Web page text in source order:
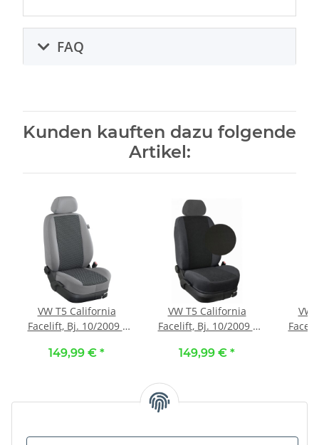
FAQ
Kunden kauften dazu folgende
Artikel:
VW T5 California
Facelift, Bj. 10/2009 -
Maßangefertigte
grau
149,99 € *
VW T5 California
Facelift, Bj. 10/2009 -
Maßangefertigte
133. Stoff Milano-
schwarz / Stoff
149,99 € *
VW